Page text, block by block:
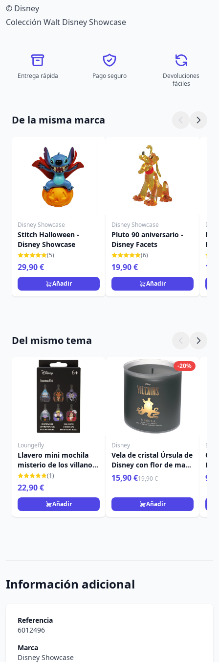
© Disney
Colección Walt Disney Showcase
Entrega rápida Pago seguro
Devoluciones
fáciles
De la misma marca
Disney Showcase
Stitch Halloween -
Disney Showcase
(5)
29,90 €
Añadir
Disney Showcase
Pluto 90 aniversario -
Disney Facets
(6)
19,90 €
Añadir
Del mismo tema
Loungefly
Llavero mini mochila
misterio de los villanos
- Disney Loungefly
(1)
22,90 €
Añadir
-20%
Disney
Vela de cristal Úrsula de
Disney con flor de mar
y perla negra
15,90 €19,90 €
Añadir
Información adicional
Referencia
6012496
Marca
Disney Showcase